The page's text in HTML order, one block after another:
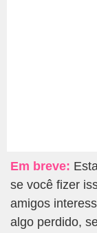
Em breve:
se você fizer
amigos
algo perdido,